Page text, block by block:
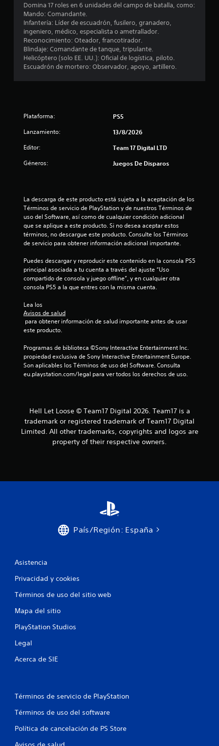
Domina 17 roles en 6 unidades del campo de batalla, como:
Mando: Comandante.
Infantería: Líder de escuadrón, fusilero, granadero,
ingeniero, médico, especialista o ametrallador.
Reconocimiento: Oteador, francotirador.
Blindaje: Comandante de tanque, tripulante.
Helicóptero (solo EE. UU.): Oficial de logística, piloto.
Escuadrón de mortero: Observador, apoyo, artillero.
Plataforma: PS5
Lanzamiento: 13/8/2026
Editor: Team 17 Digital LTD
Géneros: Juegos De Disparos
La descarga de este producto está sujeta a la aceptación de los
Términos de servicio de PlayStation y de nuestros Términos de
uso del Software, así como de cualquier condición adicional
que se aplique a este producto. Si no desea aceptar estos
términos, no descargue este producto. Consulte los Términos
de servicio para obtener información adicional importante.
Puedes descargar y reproducir este contenido en la consola PS5
principal asociada a tu cuenta a través del ajuste “Uso
compartido de consola y juego offline”, y en cualquier otra
consola PS5 a la que entres con la misma cuenta.
Lea los
Avisos de salud
este producto.
Programas de biblioteca ©Sony Interactive Entertainment Inc.
propiedad exclusiva de Sony Interactive Entertainment Europe.
Son aplicables los Términos de uso del Software. Consulta
eu.playstation.com/legal para ver todos los derechos de uso.
Hell Let Loose © Team17 Digital 2026. Team17 is a
trademark or registered trademark of Team17 Digital
Limited. All other trademarks, copyrights and logos are
property of their respective owners.
País/Región: España
Asistencia
Privacidad y cookies
Términos de uso del sitio web
Mapa del sitio
PlayStation Studios
Legal
Acerca de SIE
Términos de servicio de PlayStation
Términos de uso del software
Política de cancelación de PS Store